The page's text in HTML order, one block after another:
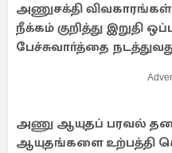
அணுசக்தி
நீக்கம் குறித்து இறுதி
பேச்சுவாா்த்தை
அணு ஆயுதப் பரவல்
ஆயுதங்களை உற்பத்தி